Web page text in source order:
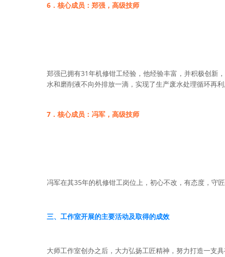
6．核心成员：郑强，高级技师
郑强已拥有31 年机修钳工经验，他经验丰富，并积极创新
水和磨削液不向外排放一滴，实现了生产废水处理循环再
7 ．核心成员： 冯军，高级技师
冯军在其35年的机修钳工岗位上，初心不改，有态度，守
三、工作室开展的主要活动及取得的成效
大师工作室创办之后，大力弘扬工匠精神，努力打造一支